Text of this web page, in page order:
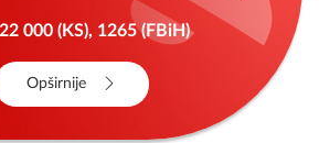
000 (KS), 1265 (FBiH)
Opširnije